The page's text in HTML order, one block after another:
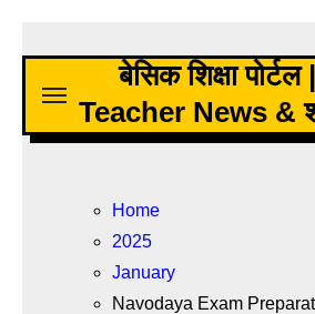
content
बेसिक शिक्षा
Teacher News &
Home
2025
January
Navodaya Exam